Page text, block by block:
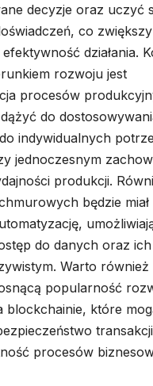
decyzje oraz uczyć
co
działania.
rozwoju jest
procesów
do
indywidualnych
jednoczesnym
produkcji.
będzie
do danych oraz
Warto
popularność
blockchainie, które
procesów